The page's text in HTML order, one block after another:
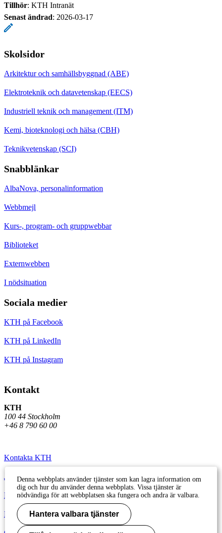
Tillhör: KTH Intranät
Senast ändrad: 2026-03-17
Skolsidor
Arkitektur och samhällsbyggnad (ABE)
Elektroteknik och datavetenskap (EECS)
Industriell teknik och management (ITM)
Kemi, bioteknologi och hälsa (CBH)
Teknikvetenskap (SCI)
Snabblänkar
AlbaNova, personalinformation
Webbmejl
Kurs-, program- och gruppwebbar
Biblioteket
Externwebben
I nödsituation
Sociala medier
KTH på Facebook
KTH på LinkedIn
KTH på Instagram
Kontakt
KTH
100 44 Stockholm
+46 8 790 60 00
Kontakta KTH
Jobba på KTH
Press och media
Faktura och betalning KTH
Denna webbplats använder tjänster som kan lagra information om
dig och hur du använder denna webbplats. Vissa tjänster är
nödvändiga för att webbplatsen ska fungera och andra är valbara.
Hantera valbara tjänster